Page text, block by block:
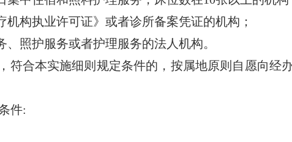
构执业许可证》或者诊所备案凭证的机构；
照护服务或者护理服务的法人机构。
合本实施细则规定条件的，按属地原则自愿向经
件: